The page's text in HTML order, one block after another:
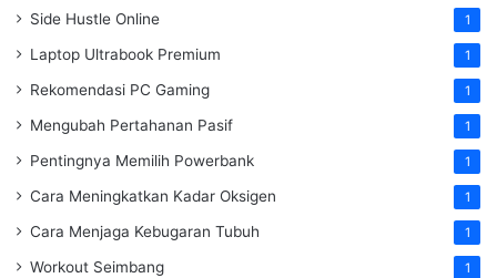
Side Hustle Online 1
Laptop Ultrabook Premium 1
Rekomendasi PC Gaming 1
Mengubah Pertahanan Pasif 1
Pentingnya Memilih Powerbank 1
Cara Meningkatkan Kadar Oksigen 1
Cara Menjaga Kebugaran Tubuh 1
Workout Seimbang 1